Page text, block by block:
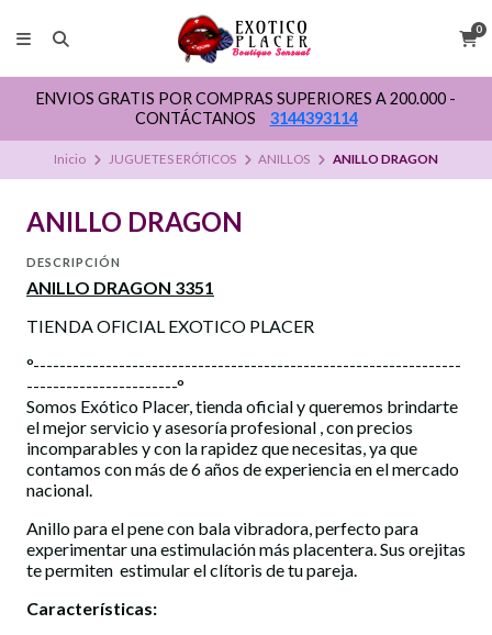
0
ENVIOS GRATIS POR COMPRAS SUPERIORES A 200.000 -
CONTÁCTANOS
3144393114
Inicio JUGUETES ERÓTICOS ANILLOS ANILLO DRAGON
ANILLO DRAGON
DESCRIPCIÓN
ANILLO DRAGON 3351
TIENDA OFICIAL EXOTICO PLACER
°-----------------------------------------------------------------
-----------------------°
Somos Exótico Placer, tienda oficial y queremos brindarte
el mejor servicio y asesoría profesional , con precios
incomparables y con la rapidez que necesitas, ya que
contamos con más de 6 años de experiencia en el mercado
nacional.
Anillo para el pene con bala vibradora, perfecto para
experimentar una estimulación más placentera. Sus orejitas
te permiten estimular el clítoris de tu pareja.
Características: